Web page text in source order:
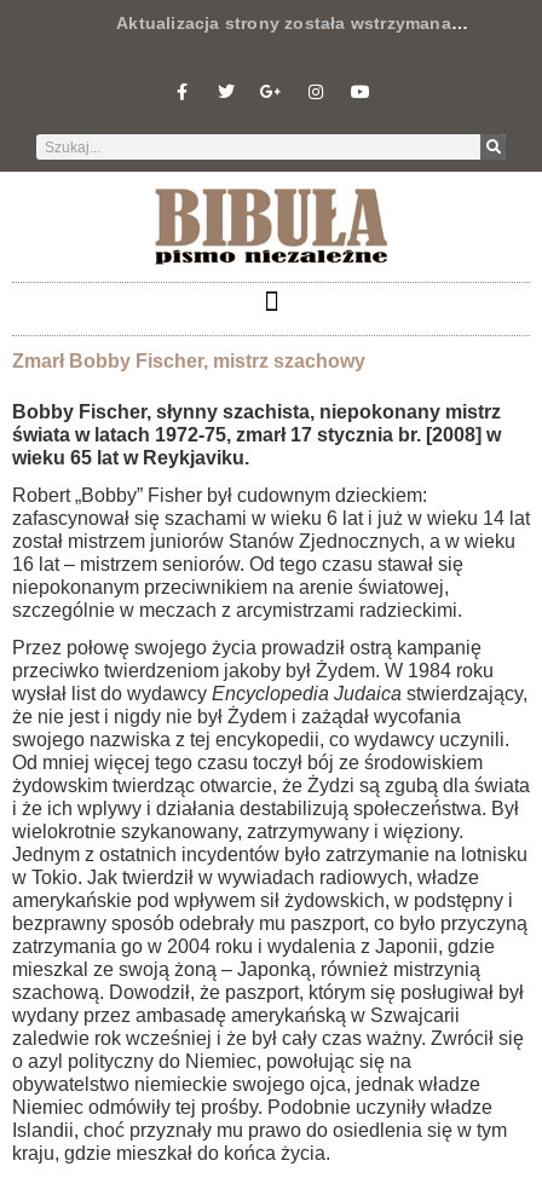
Aktualizacja strony została wstrzymana…
Zmarł Bobby Fischer, mistrz szachowy
Bobby Fischer, słynny szachista, niepokonany mistrz
świata w latach 1972-75, zmarł 17 stycznia br. [2008] w
wieku 65 lat w Reykjaviku.
Robert „Bobby” Fisher był cudownym dzieckiem:
zafascynował się szachami w wieku 6 lat i już w wieku 14 lat
został mistrzem juniorów Stanów Zjednocznych, a w wieku
16 lat – mistrzem seniorów. Od tego czasu stawał się
niepokonanym przeciwnikiem na arenie światowej,
szczególnie w meczach z arcymistrzami radzieckimi.
Przez połowę swojego życia prowadził ostrą kampanię
przeciwko twierdzeniom jakoby był Żydem. W 1984 roku
wysłał list do wydawcy Encyclopedia Judaica stwierdzający,
że nie jest i nigdy nie był Żydem i zażądał wycofania
swojego nazwiska z tej encykopedii, co wydawcy uczynili.
Od mniej więcej tego czasu toczył bój ze środowiskiem
żydowskim twierdząc otwarcie, że Żydzi są zgubą dla świata
i że ich wplywy i działania destabilizują społeczeństwa. Był
wielokrotnie szykanowany, zatrzymywany i więziony.
Jednym z ostatnich incydentów było zatrzymanie na lotnisku
w Tokio. Jak twierdził w wywiadach radiowych, władze
amerykańskie pod wpływem sił żydowskich, w podstępny i
bezprawny sposób odebrały mu paszport, co było przyczyną
zatrzymania go w 2004 roku i wydalenia z Japonii, gdzie
mieszkal ze swoją żoną – Japonką, również mistrzynią
szachową. Dowodził, że paszport, którym się posługiwał był
wydany przez ambasadę amerykańską w Szwajcarii
zaledwie rok wcześniej i że był cały czas ważny. Zwrócił się
o azyl polityczny do Niemiec, powołując się na
obywatelstwo niemieckie swojego ojca, jednak władze
Niemiec odmówiły tej prośby. Podobnie uczyniły władze
Islandii, choć przyznały mu prawo do osiedlenia się w tym
kraju, gdzie mieszkał do końca życia.